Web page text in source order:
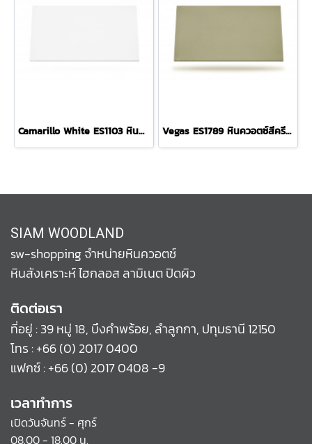
Camarillo White ES1103 หินควอตซ์สีขาวมีเกล็ด Vegas ES1789 หินควอตซ์สีครีมมีเกล็ด
SIAM WOODLAND
sw-shopping จำหน่ายหินควอตช์
หินสังเคราะห์ ไฮกลอส ลามิเนต ปิดผิว
ติดต่อเรา
ที่อยู่ : 39 หมู่ 18, บึงคำพร้อย, ลำลูกกา, ปทุมธานี 12150
โทร :+66 (0) 2017 0400
แฟกซ์ : +66 (0) 2017 0408 -9
เวลาทำการ
เปิดวันจันทร์ - ศุกร์
08.00 - 18.00 น.